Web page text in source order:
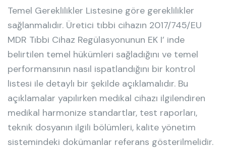
Temel Gereklilikler Listesine göre gereklilikler
sağlanmalıdır. Üretici tıbbi cihazın 2017/745/EU
MDR Tıbbi Cihaz Regülasyonunun EK I’ inde
belirtilen temel hükümleri sağladığını ve temel
performansının nasıl ispatlandığını bir kontrol
listesi ile detaylı bir şekilde açıklamalıdır. Bu
açıklamalar yapılırken medikal cihazı ilgilendiren
medikal harmonize standartlar, test raporları,
teknik dosyanın ilgili bölümleri, kalite yönetim
sistemindeki dokümanlar referans gösterilmelidir.